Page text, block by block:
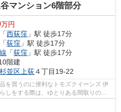
谷マンション6階部分
万円
「西荻窪 」駅 徒歩17分
「荻窪 」駅 徒歩17分
「荻窪 」駅 徒歩17分
階建
杉並区 上荻４丁目19-22
を買うのに便利なトモズクイーンズ 伊
しをする際は、ゆとりある間取りの
チラで...